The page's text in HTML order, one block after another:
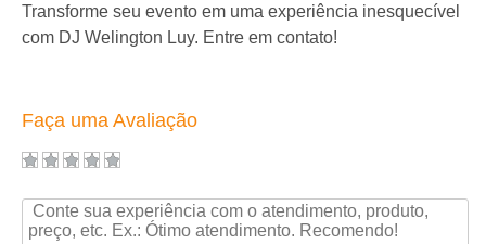
Transforme seu evento em uma experiência inesquecível
com DJ Welington Luy. Entre em contato!
Faça uma Avaliação